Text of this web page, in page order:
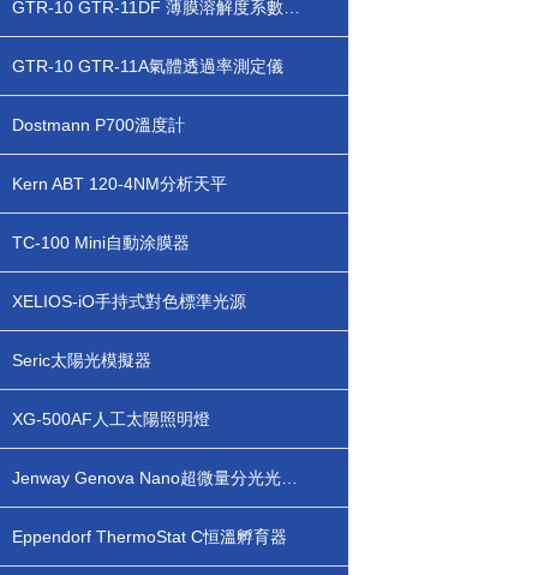
GTR-10 GTR-11A氣體透過率測定儀
Dostmann P700溫度計
Kern ABT 120-4NM分析天平
TC-100 Mini自動涂膜器
XELIOS-iO手持式對色標準光源
Seric太陽光模擬器
XG-500AF人工太陽照明燈
Eppendorf ThermoStat C恒溫孵育器